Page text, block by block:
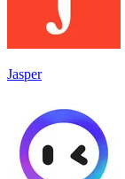
Jasper